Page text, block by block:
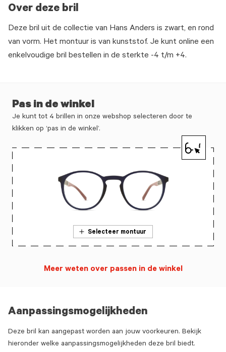
Over deze bril
Deze bril uit de collectie van Hans Anders is zwart, en rond
van vorm. Het montuur is van kunststof. Je kunt online een
enkelvoudige bril bestellen in de sterkte -4 t/m +4.
Aanpassingsmogelijkheden
Deze bril kan aangepast worden aan jouw voorkeuren. Bekijk
hieronder welke aanpassingsmogelijkheden deze bril biedt.
Pas in de winkel
Je kunt tot 4 brillen in onze webshop selecteren door te
klikken op ‘pas in de winkel’.
Selecteer montuur
Meer weten over passen in de winkel